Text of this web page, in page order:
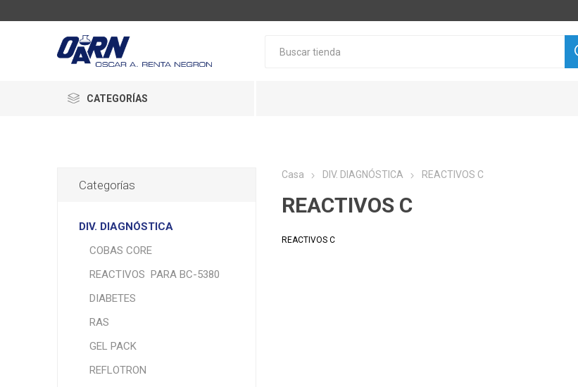
CATEGORÍAS
Casa DIV. DIAGNÓSTICA REACTIVOS C
REACTIVOS C
REACTIVOS C
Categorías
DIV. DIAGNÓSTICA
COBAS CORE
REACTIVOS PARA BC-5380
DIABETES
RAS
GEL PACK
REFLOTRON